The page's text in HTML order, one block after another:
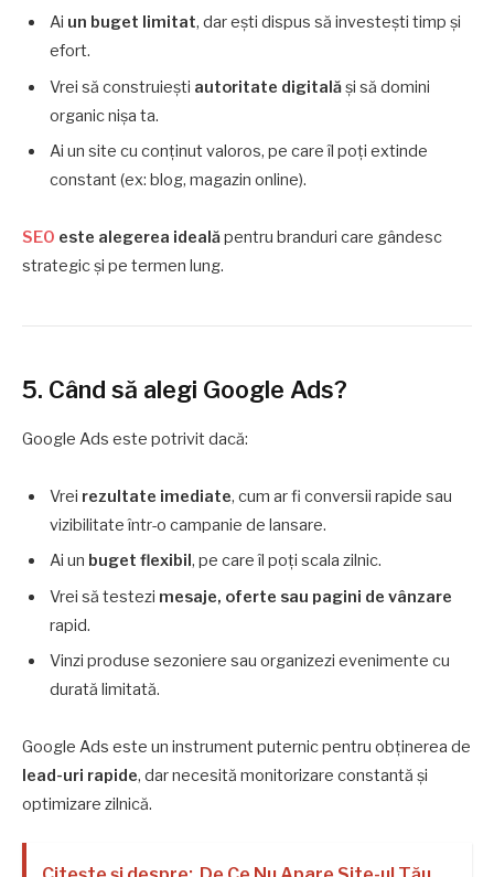
Ai un buget limitat, dar ești dispus să investești timp și
efort.
Vrei să construiești autoritate digitalăși să domini
organic nișa ta.
Ai un site cu conținut valoros, pe care îl poți extinde
constant (ex: blog, magazin online).
SEO este alegerea idealăpentru branduri care gândesc
strategic și pe termen lung.
5. Când să alegi Google Ads?
Google Ads este potrivit dacă:
Vrei rezultate imediate, cum ar fi conversii rapide sau
vizibilitate într-o campanie de lansare.
Ai un buget flexibil, pe care îl poți scala zilnic.
Vrei să testezi mesaje, oferte sau pagini de vânzare
rapid.
Vinzi produse sezoniere sau organizezi evenimente cu
durată limitată.
Google Ads este un instrument puternic pentru obținerea de
lead-uri rapide, dar necesită monitorizare constantă și
optimizare zilnică.